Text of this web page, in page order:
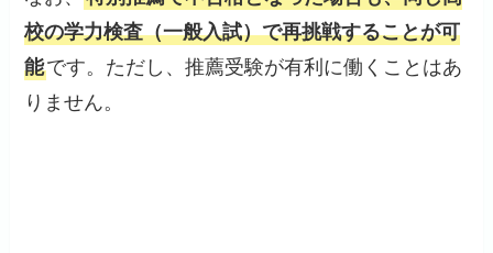
校の学力検査（一般入試）で再挑戦することが可
能です。ただし、推薦受験が有利に働くことはあ
りません。